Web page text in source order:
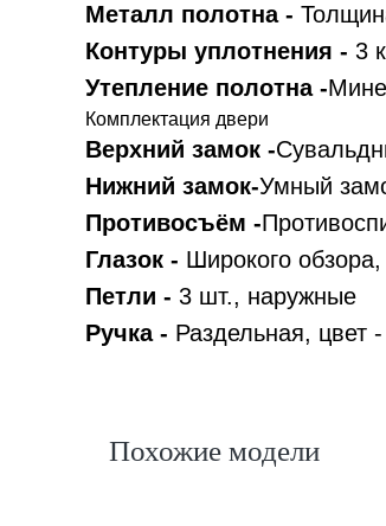
Металл полотна -
Контуры уплотнения - 3
Утепление полотна -
Комплектация двери
Верхний замок -
Нижний замок-Умный
Противосъём -
Глазок - Широкого
Петли - 3 шт., наружные
Ручка - Раздельная, цвет
Похожие модели